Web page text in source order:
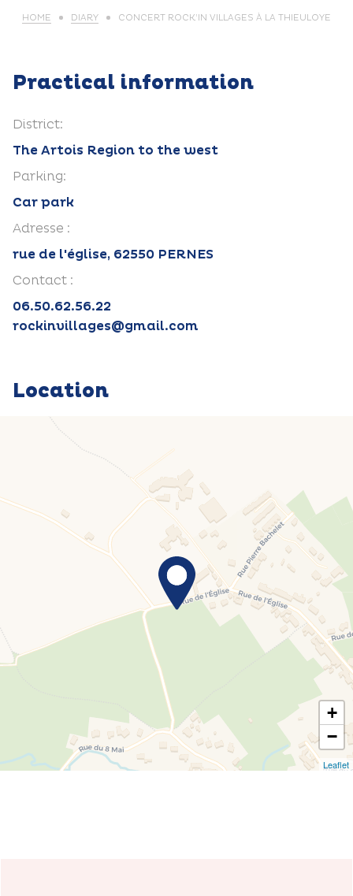
HOME DIARY CONCERT ROCK’IN VILLAGES À LA THIEULOYE
Practical information
District:
The Artois Region to the west
Parking:
Car park
Adresse :
rue de l'église, 62550 PERNES
Contact :
06.50.62.56.22
rockinvillages@gmail.com
Location
+
−
Leaflet